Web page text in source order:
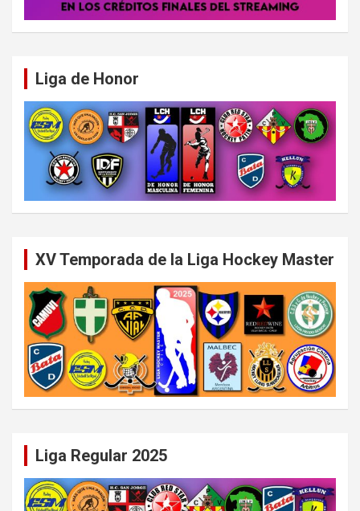
Liga de Honor
XV Temporada de la Liga Hockey Master
Liga Regular 2025